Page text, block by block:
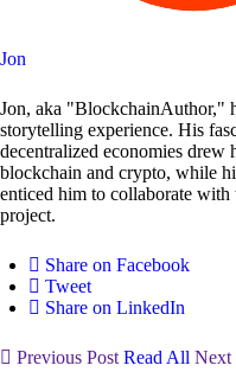
Jon
Jon, aka "BlockchainAuthor,"
storytelling experience. His
decentralized economies
blockchain and crypto, while
enticed him to collaborate
project.
Share on Facebook
Tweet
Share on LinkedIn
Previous Post Read All Next